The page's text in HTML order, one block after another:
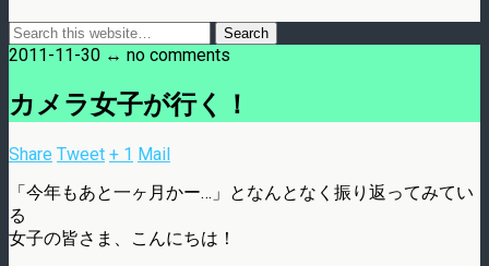
2011-11-30 ↔ no comments
カメラ女子が行く！
Share Tweet + 1 Mail
「今年もあと一ヶ月かー…」となんとなく振り返ってみてい
る
女子の皆さま、こんにちは！